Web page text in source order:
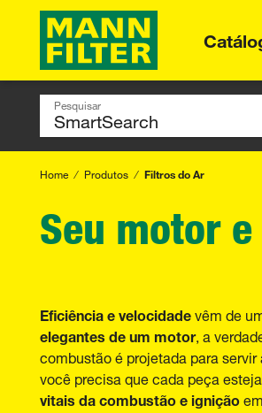
Pesquisar
Home Produtos Filtros do Ar
Seu motor
Eficiência e velocidadevêm de
elegantes de um motor, a
combustão é projetada para
você precisa que cada peça
vitais da combustão e ignição